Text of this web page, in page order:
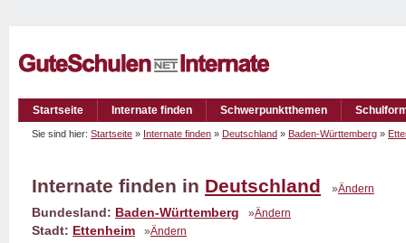
Startseite Internate finden Schwerpunktthemen
Sie sind hier: Startseite » Internate finden » Deutschland » Baden-Württemberg »
Internate finden in Deutschland »Ändern
Bundesland: Baden-Württemberg »Ändern
Stadt: Ettenheim »Ändern